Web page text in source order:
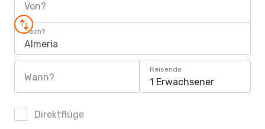
Von?
Nach?
Almeria
Wann?
Reisende
1 Erwachsener
Direktflüge